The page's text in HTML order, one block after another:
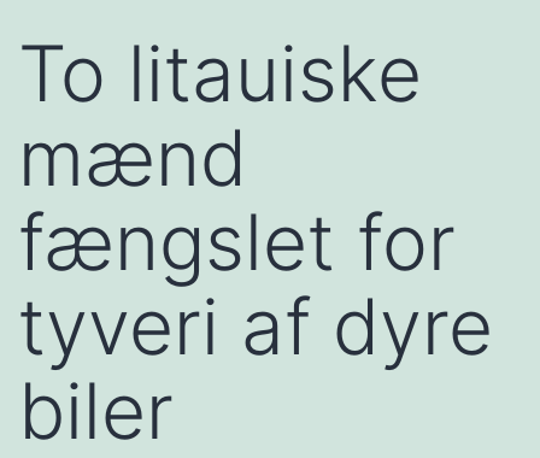
To litauiske
mænd
fængslet for
tyveri af dyre
biler